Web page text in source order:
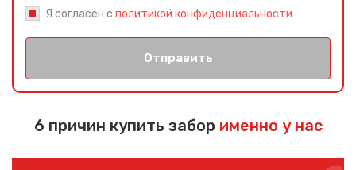
Я согласен с политикой конфиденциальности
Отправить
6 причин купить забор именно у нас